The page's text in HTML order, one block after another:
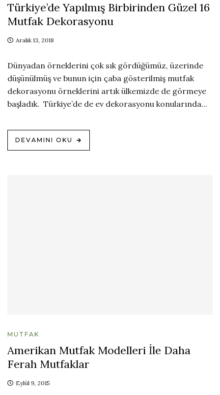
Türkiye’de Yapılmış Birbirinden Güzel 16
Mutfak Dekorasyonu
Aralık 13, 2018
Dünyadan örneklerini çok sık gördüğümüz, üzerinde
düşünülmüş ve bunun için çaba gösterilmiş mutfak
dekorasyonu örneklerini artık ülkemizde de görmeye
başladık. Türkiye’de de ev dekorasyonu konularında...
DEVAMINI OKU
MUTFAK
Amerikan Mutfak Modelleri İle Daha
Ferah Mutfaklar
Eylül 9, 2015